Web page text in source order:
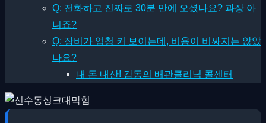
Q: 전화하고 진짜로 30분 만에 오셨나요? 과장 아
니죠?
Q: 장비가 엄청 커 보이는데, 비용이 비싸지는 않았
나요?
내 돈 내산! 감동의 배관클리닉 콜센터